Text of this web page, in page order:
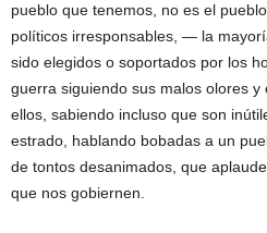
pueblo que tenemos, no es el
políticos irresponsables, — la
sido elegidos o soportados por los
guerra siguiendo sus malos olores
ellos, sabiendo incluso que son
estrado, hablando bobadas a un
de tontos desanimados, que
que nos gobiernen.